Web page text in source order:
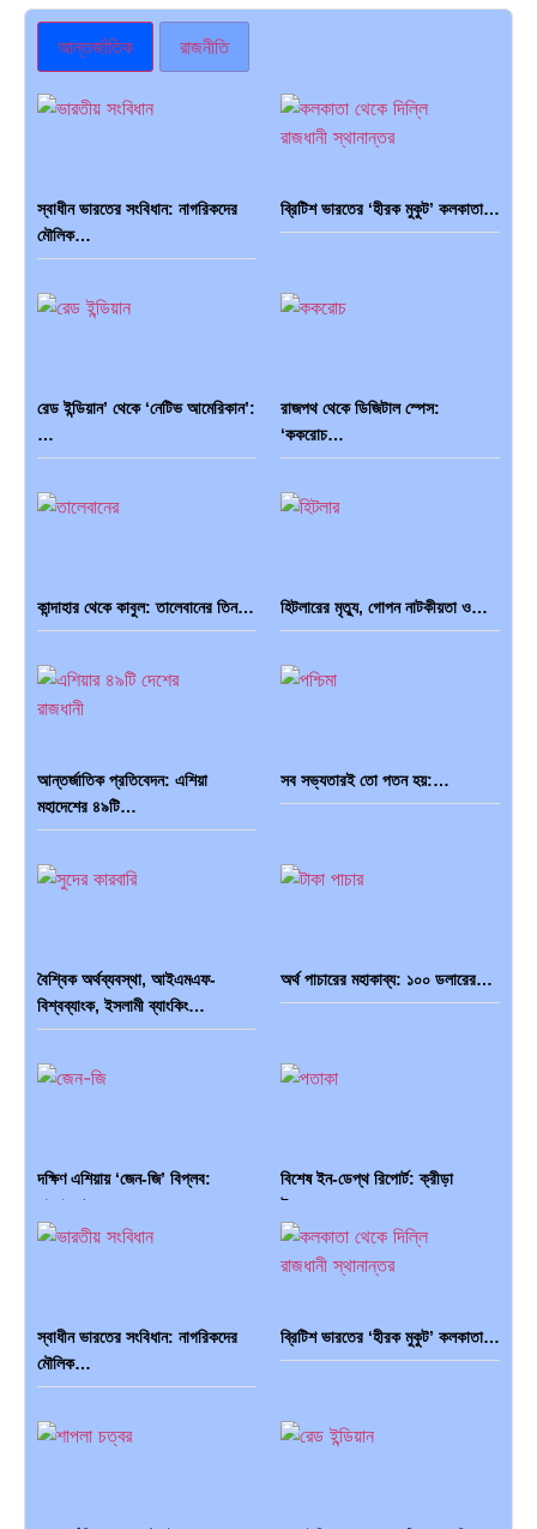
আন্তর্জাতিক রাজনীতি
স্বাধীন ভারতের সংবিধান: নাগরিকদের
মৌলিক…
ব্রিটিশ ভারতের ‘হীরক মুকুট’ কলকাতা…
রেড ইন্ডিয়ান’ থেকে ‘নেটিভ আমেরিকান’:
…
রাজপথ থেকে ডিজিটাল স্পেস:
‘ককরোচ…
কান্দাহার থেকে কাবুল: তালেবানের তিন… হিটলারের মৃত্যু, গোপন নাটকীয়তা ও…
আন্তর্জাতিক প্রতিবেদন: এশিয়া
মহাদেশের ৪৯টি…
সব সভ্যতারই তো পতন হয়:…
বৈশ্বিক অর্থব্যবস্থা, আইএমএফ-
বিশ্বব্যাংক, ইসলামী ব্যাংকিং…
অর্থ পাচারের মহাকাব্য: ১০০ ডলারের…
দক্ষিণ এশিয়ায় ‘জেন-জি’ বিপ্লব:
বাংলাদেশ,…
বিশেষ ইন-ডেপ্থ রিপোর্ট: ক্রীড়া
উৎসবে…
স্বাধীন ভারতের সংবিধান: নাগরিকদের
মৌলিক…
ব্রিটিশ ভারতের ‘হীরক মুকুট’ কলকাতা…